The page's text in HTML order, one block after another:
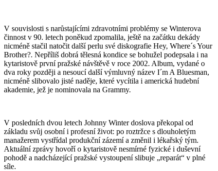
V souvislosti s narůstajícími zdravotními problémy se Winterova
činnost v 90. letech poněkud zpomalila, ještě na začátku dekády
nicméně stačil natočit další perlu své diskografie Hey, Where´s Your
Brother?. Nepříliš dobrá tělesná kondice se bohužel podepsala i na
kytaristově první pražské návštěvě v roce 2002. Album, vydané o
dva roky později a nesoucí další výmluvný název I´m A Bluesman,
nicméně slibovalo jisté naděje, které vycítila i americká hudební
akademie, jež je nominovala na Grammy.
V posledních dvou letech Johnny Winter doslova překopal od
základu svůj osobní i profesní život: po roztržce s dlouholetým
manažerem vystřídal produkční zázemí a změnil i lékařský tým.
Aktuální zprávy hovoří o kytaristově nesmírné fyzické i duševní
pohodě a nadcházející pražské vystoupení slibuje „reparát“ v plné
síle.